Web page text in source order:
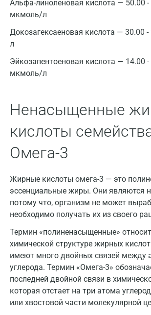
Альфа-линоленовая кислота — 50.00 -
мкмоль/л
Докозагексаеновая кислота — 30.00
л
Эйкозапентоеновая кислота — 14.00 -
мкмоль/л
Ненасыщенные
кислоты
Омега-3
Жирные кислоты омега-3 — это
эссенциальные жиры. Они являются
потому что, организм не может
необходимо получать их из своего
Термин «полиненасыщенные»
химической структуре жирных
имеют много двойных связей между
углерода. Термин «Омега-3»
последней двойной связи в
которая отстает на три атома
или хвостовой части молекулярной
Казань
Альметьевск
Армавир
Балашиха
Барнаул
Брянск
Видное
Владимир
Волгоград
Волжский
Вологда
Воронеж
Всеволожск